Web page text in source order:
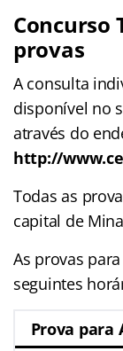
Concurso
provas
A consulta
disponível no
através do
http://
Todas as
capital de
As provas
seguintes
Prova para